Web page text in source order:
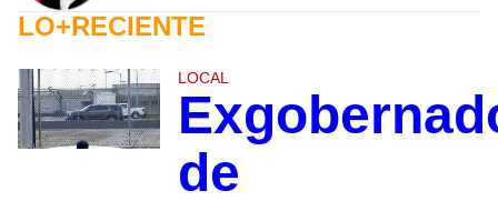
LO+RECIENTE
LOCAL
de